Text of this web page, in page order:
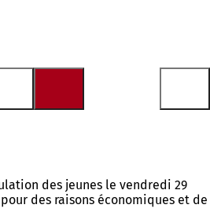
des jeunes le vendredi 29
des raisons économiques et de